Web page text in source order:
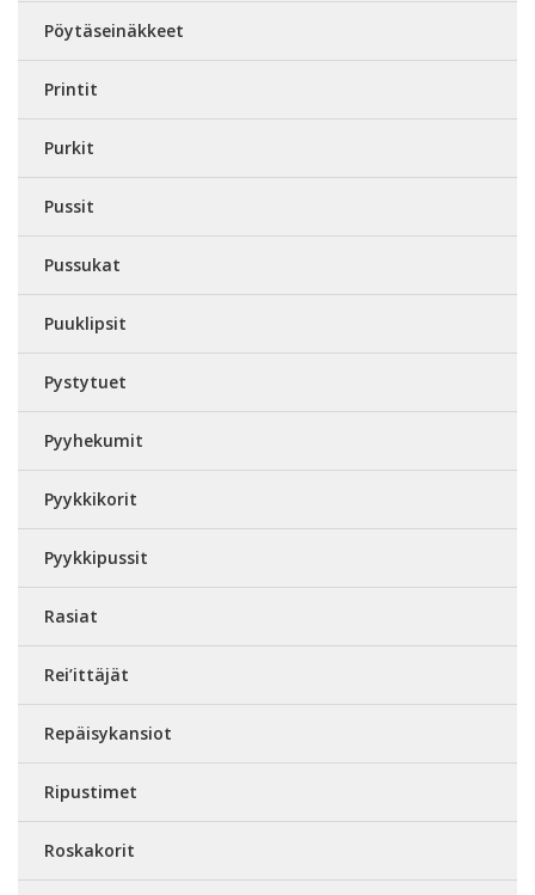
Pöytäseinäkkeet
Printit
Purkit
Pussit
Pussukat
Puuklipsit
Pystytuet
Pyyhekumit
Pyykkikorit
Pyykkipussit
Rasiat
Rei’ittäjät
Repäisykansiot
Ripustimet
Roskakorit